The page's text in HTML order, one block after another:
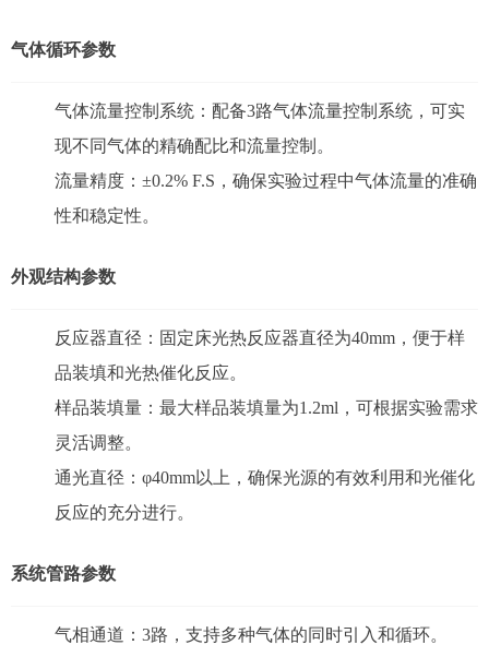
气体循环参数
气体流量控制系统：配备3路气体流量控制系统，可实
现不同气体的精确配比和流量控制。
流量精度：±0.2% F.S，确保实验过程中气体流量的准确
性和稳定性。
外观结构参数
反应器直径：固定床光热反应器直径为40mm，便于样
品装填和光热催化反应。
样品装填量：最大样品装填量为1.2ml，可根据实验需求
灵活调整。
通光直径：φ40mm以上，确保光源的有效利用和光催化
反应的充分进行。
系统管路参数
气相通道：3路，支持多种气体的同时引入和循环。